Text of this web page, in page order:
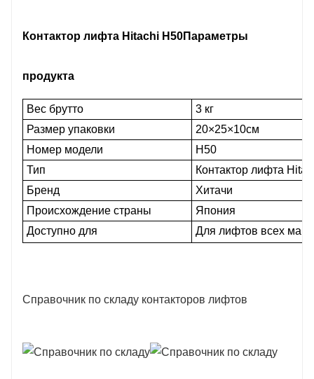
Контактор лифта Hitachi H50Параметры
продукта
Вес брутто
3 кг
Размер упаковки
20×25×10см
Номер модели
Н50
Тип
Контактор лифта
Бренд
Хитачи
Происхождение страны
Япония
Доступно для
Для лифтов всех
Справочник по складу контакторов лифтов